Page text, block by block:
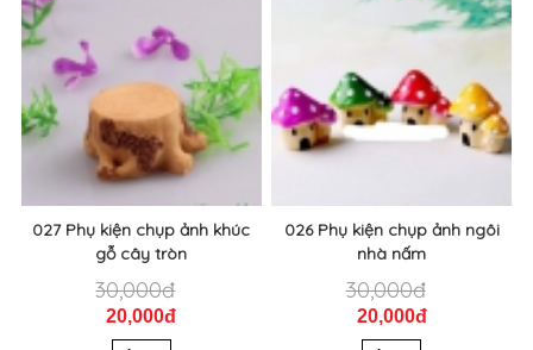
027 Phụ kiện chụp ảnh khúc
gỗ cây tròn
30,000đ
20,000đ
026 Phụ kiện chụp ảnh ngôi
nhà nấm
30,000đ
20,000đ